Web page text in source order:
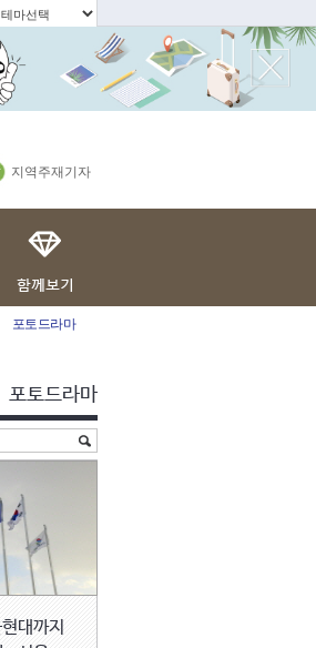
지역주재기자
포토드라마
포토드라마
대까지